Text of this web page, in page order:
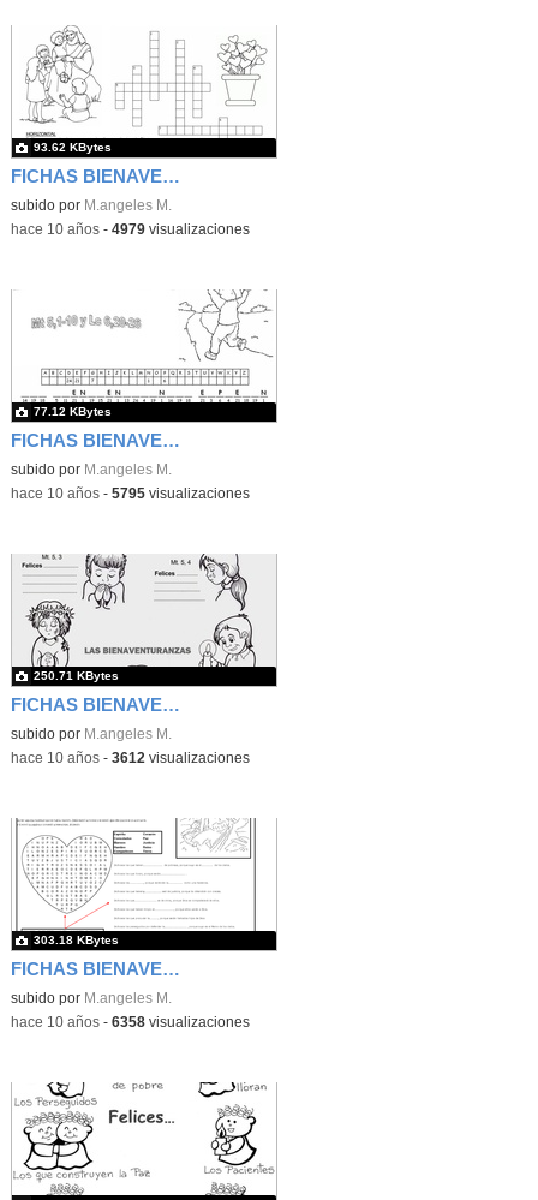
FICHAS BIENAVENTURANZAS 4
subido por M.angeles M.
93.62 KBytes
-hace 10 años- 4979visualizaciones
FICHAS BIENAVENTURANZAS 1
subido por M.angeles M.
77.12 KBytes
-hace 10 años- 5795visualizaciones
FICHAS BIENAVENTURANZAS 7
subido por M.angeles M.
250.71 KBytes
-hace 10 años- 3612 visualizaciones
FICHAS BIENAVENTURANZAS 6
subido por M.angeles M.
303.18 KBytes
-hace 10 años- 6358visualizaciones